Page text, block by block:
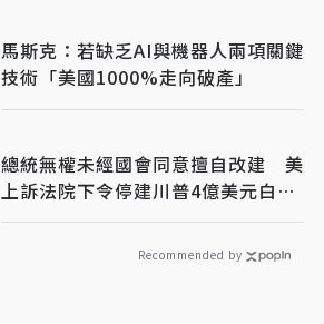
馬斯克：若缺乏AI與機器人兩項關鍵
技術「美國1000%走向破產」
總統無權未經國會同意擅自改建 美
上訴法院下令停建川普4億美元白宮
宴會廳
Recommended by